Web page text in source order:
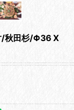
/秋田杉/Φ36 X